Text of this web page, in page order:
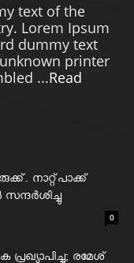
text of the
Lorem Ipsum
dummy text
printer
...Read
നാറ്റ്പാക്ക്
0
പ്രഖ്യാപിച്ചു; രമേശ്